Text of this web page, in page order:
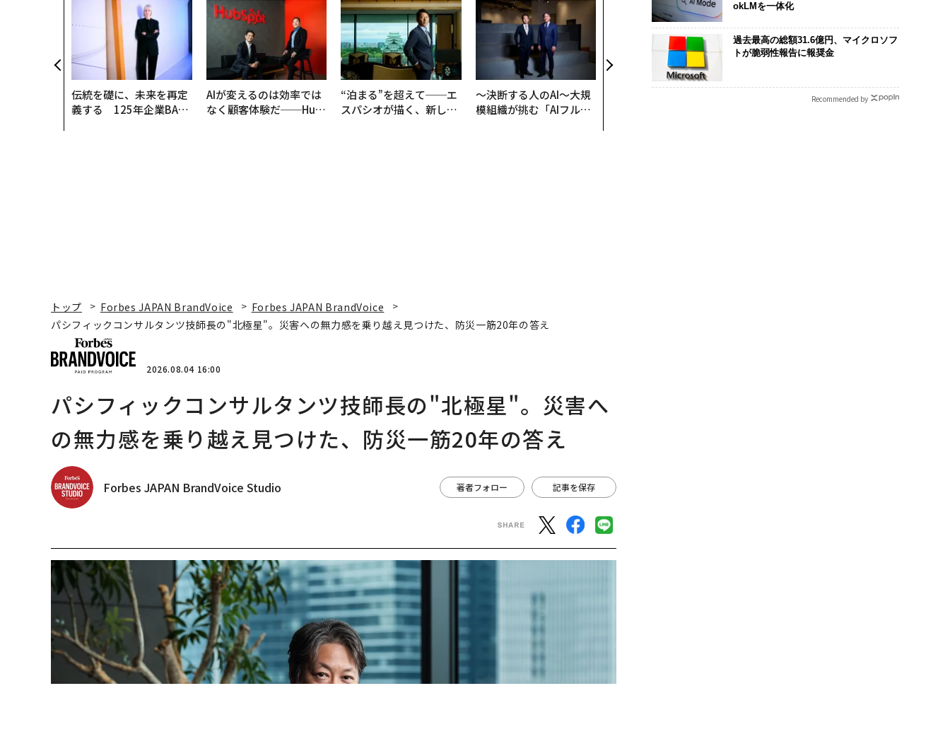
伝統を礎に、未来を再定
義する 125年企業BAT
AIが変えるのは効率では
なく顧客体験だ──Hub
“泊まる”を超えて──エ
スパシオが描く、新しい
〜決断する人のAI〜大規
模組織が挑む「AIフル実
なぜ“眠っていた環境技
術”が、下水インフラを
変えたのか──産総研×
月島JFEアクアソリュー
ションの10年
「コンディション」が成
果を左右する――「BAKUN
E」のTENTIALが支える
「挑戦者の明日」
代の金融パラ
ト、「超個別
okLMを一体化
過去最高の総額31.6億円、マイクロソフ
トが脆弱性報告に報奨金
Recommended by
トップ Forbes JAPAN BrandVoice
Forbes JAPAN BrandVoice
パシフィックコンサルタンツ技師長の"北極星"。災害への無力感を乗り越え見つけた、防災一筋20年の答え
2026.08.04 16:00
パシフィックコンサルタンツ技師長の"北極星"。災害へ
の無力感を乗り越え見つけた、防災一筋20年の答え
Forbes JAPAN BrandVoice Studio 著者フォロー 記事を保存